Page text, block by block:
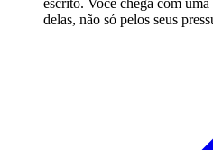
escrito. Você chega com
delas, não só pelos seus